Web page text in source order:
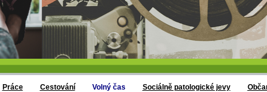
Práce Cestování Volný čas Sociálně patologické jevy